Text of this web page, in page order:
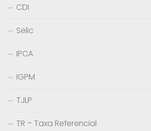
CDI
Selic
IPCA
IGPM
TJLP
TR – Taxa Referencial